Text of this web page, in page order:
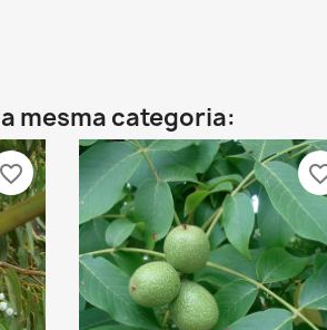
mesma categoria:
favorite_border